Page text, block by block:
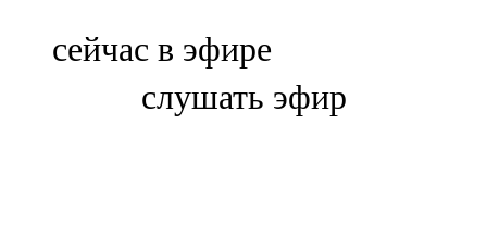
Болгар
сейчас в эфире
слушать эфир